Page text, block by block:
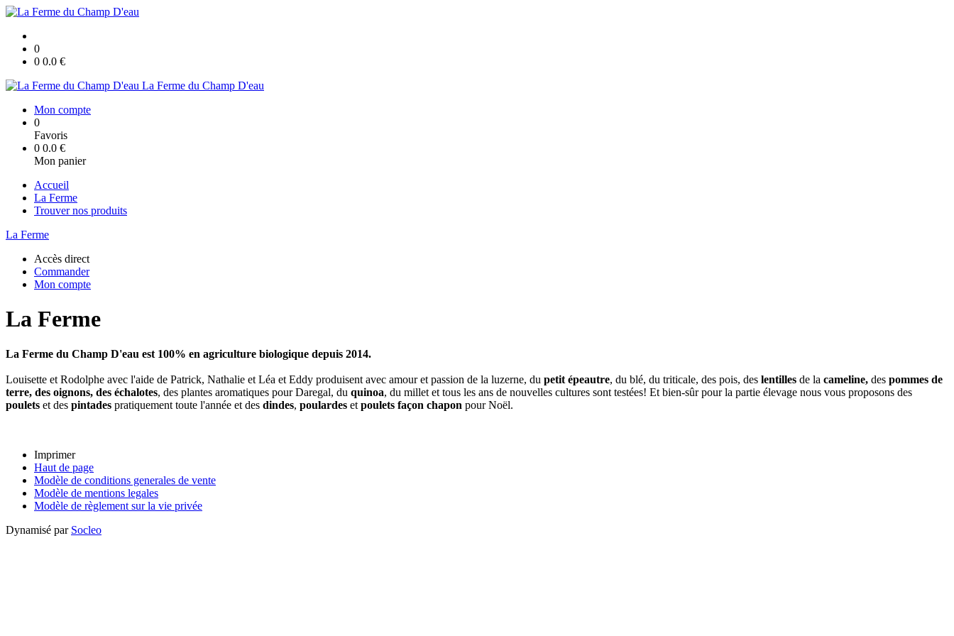
0
0 0.0 €
La Ferme du Champ D'eau
Mon compte
0
Favoris
0 0.0 €
Mon panier
Accueil
La Ferme
Trouver nos produits
La Ferme
Accès direct
Commander
Mon compte
La Ferme
La Ferme du Champ D'eau est 100% en agriculture biologique depuis 2014.
Louisette et Rodolphe avec l'aide de Patrick, Nathalie et Léa et Eddy produisent avec amour et passion de la luzerne, du petit épeautre, du blé, du triticale, des pois, des lentilles de la cameline, des pommes de
terre, des oignons, des échalotes, des plantes aromatiques pour Daregal, du quinoa, du millet et tous les ans de nouvelles cultures sont testées! Et bien-sûr pour la partie élevage nous vous proposons des
poulets et des pintades pratiquement toute l'année et des dindes, poulardes et poulets façon chapon pour Noël.
Imprimer
Haut de page
Modèle de conditions generales de vente
Modèle de mentions legales
Modèle de règlement sur la vie privée
Dynamisé par Socleo